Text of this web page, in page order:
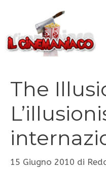
contenuto
The
15 Giugno 2010 di